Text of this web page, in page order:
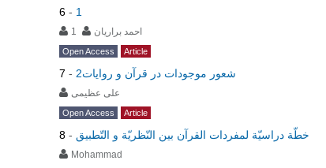
6 - 1
1 احمد براریان
Open Access Article
7 - شعور موجودات در قرآن و روایات2
علی عظیمی
Open Access Article
8 - خطّة دراسیّة لمفردات القرآن بين النّظريّة و التّطبيق
Mohammad